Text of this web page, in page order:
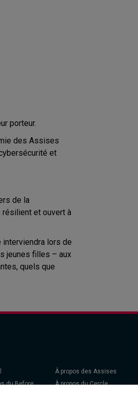
porteur.
des Assises
et
de la
résilient et ouvert à
interviendra lors de
jeunes filles – aux
quels que
À propos des Assises
du Before
À propos du Cercle